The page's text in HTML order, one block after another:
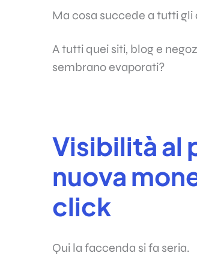
Ma cosa succede a tutti gli
A tutti quei siti, blog e
sembrano evaporati?
Visibilità al
nuova
click
Qui la faccenda si fa seria.